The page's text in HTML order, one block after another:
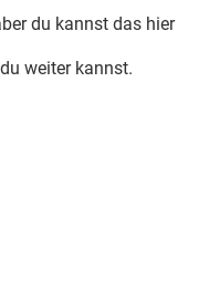
du kannst das hier
weiter kannst.